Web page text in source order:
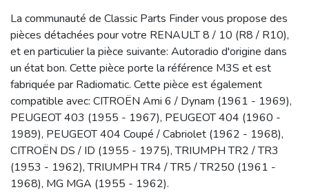
La communauté de Classic Parts Finder vous propose des
pièces détachées pour votre RENAULT 8 / 10 (R8 / R10),
et en particulier la pièce suivante: Autoradio d'origine dans
un état bon. Cette pièce porte la référence M3S et est
fabriquée par Radiomatic. Cette pièce est également
compatible avec: CITROËN Ami 6 / Dynam (1961 - 1969),
PEUGEOT 403 (1955 - 1967), PEUGEOT 404 (1960 -
1989), PEUGEOT 404 Coupé / Cabriolet (1962 - 1968),
CITROËN DS / ID (1955 - 1975), TRIUMPH TR2 / TR3
(1953 - 1962), TRIUMPH TR4 / TR5 / TR250 (1961 -
1968), MG MGA (1955 - 1962).